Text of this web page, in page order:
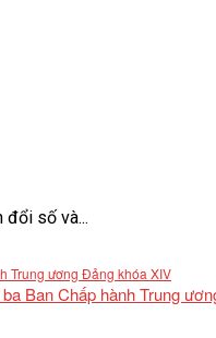
đổi số và...
Ban Chấp hành Trung